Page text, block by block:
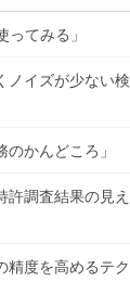
てみる」
イズが少ない検
のかんどころ」
許調査結果の見え
度を高めるテク